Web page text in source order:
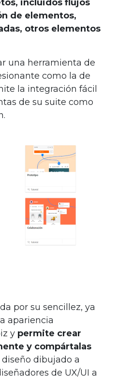
incluidos flujos
de elementos,
otros elementos
una herramienta de
como la de
la integración fácil
de su suite como
por su sencillez, ya
apariencia
y permite crear
y compártalas
diseño dibujado a
de UX/UI a